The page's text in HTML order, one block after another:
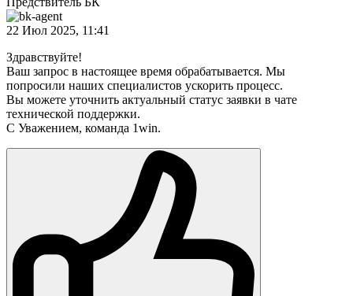
22 Июл 2025, 11:41
Здравствуйте!
Ваш запрос в настоящее время обрабатывается. Мы
попросили наших специалистов ускорить процесс.
Вы можете уточнить актуальный статус заявки в чате
технической поддержки.
С Уважением, команда 1win.